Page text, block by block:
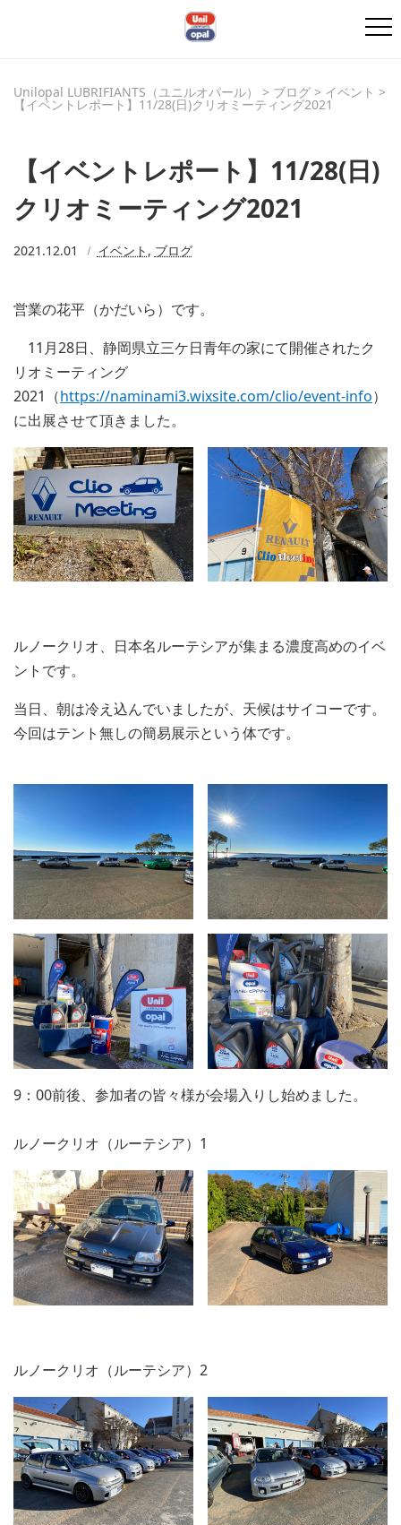
Unilopal LUBRIFIANTS（ユニルオパール） > ブログ > イベント >
【イベントレポート】11/28(日)クリオミーティング2021
【イベントレポート】11/28(日)
クリオミーティング2021
2021.12.01 イベント , ブログ
営業の花平（かだいら）です。
11月28日、静岡県立三ケ日青年の家にて開催されたク
リオミーティング
2021（https://naminami3.wixsite.com/clio/event-info）
に出展させて頂きました。
ルノークリオ、日本名ルーテシアが集まる濃度高めのイベ
ントです。
当日、朝は冷え込んでいましたが、天候はサイコーです。
今回はテント無しの簡易展示という体です。
9：00前後、参加者の皆々様が会場入りし始めました。
ルノークリオ（ルーテシア）1
ルノークリオ（ルーテシア）2